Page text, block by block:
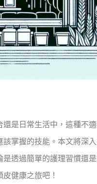
是日常生活中，這種不
掌握的技能。本文將深
透過簡單的護理習慣還
健康之旅吧！